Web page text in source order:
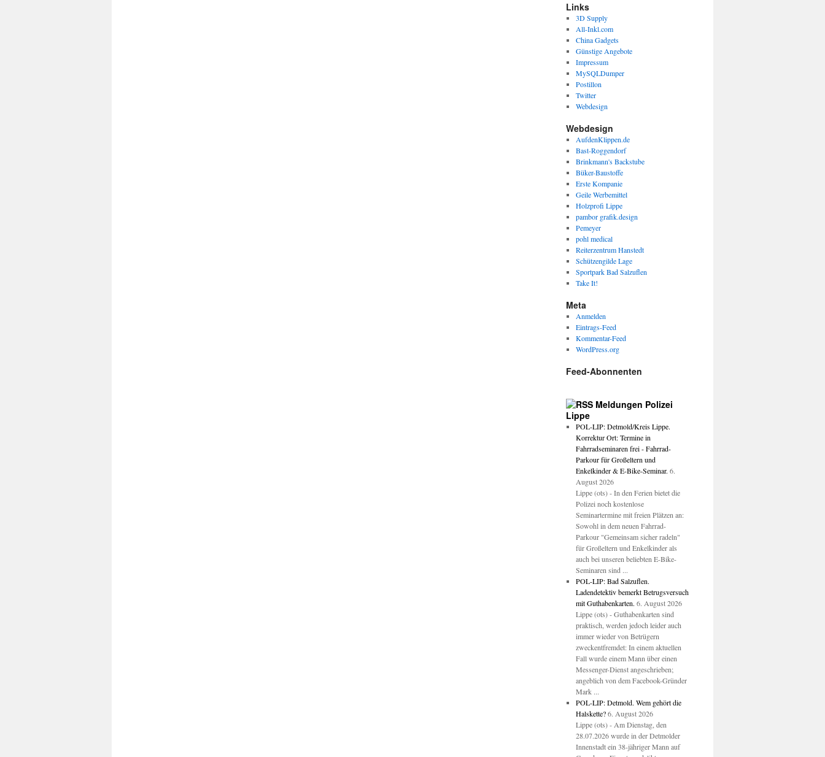
Links
3D Supply
All-Inkl.com
China Gadgets
Günstige Angebote
Impressum
MySQLDumper
Postillon
Twitter
Webdesign
Webdesign
AufdenKlippen.de
Bast-Roggendorf
Brinkmann's Backstube
Büker-Baustoffe
Erste Kompanie
Geile Werbemittel
Holzprofi Lippe
pambor grafik.design
Pemeyer
pohl medical
Reiterzentrum Hanstedt
Schützengilde Lage
Sportpark Bad Salzuflen
Take It!
Meta
Anmelden
Eintrags-Feed
Kommentar-Feed
WordPress.org
Feed-Abonnenten
Meldungen Polizei
Lippe
POL-LIP: Detmold/Kreis Lippe.
Korrektur Ort: Termine in
Fahrradseminaren frei - Fahrrad-
Parkour für Großeltern und
Enkelkinder & E-Bike-Seminar. 6.
August 2026
Lippe (ots) - In den Ferien bietet die
Polizei noch kostenlose
Seminartermine mit freien Plätzen an:
Sowohl in dem neuen Fahrrad-
Parkour "Gemeinsam sicher radeln"
für Großeltern und Enkelkinder als
auch bei unseren beliebten E-Bike-
Seminaren sind ...
POL-LIP: Bad Salzuflen.
Ladendetektiv bemerkt Betrugsversuch
mit Guthabenkarten. 6. August 2026
Lippe (ots) - Guthabenkarten sind
praktisch, werden jedoch leider auch
immer wieder von Betrügern
zweckentfremdet: In einem aktuellen
Fall wurde einem Mann über einen
Messenger-Dienst angeschrieben;
angeblich von dem Facebook-Gründer
Mark ...
POL-LIP: Detmold. Wem gehört die
Halskette? 6. August 2026
Lippe (ots) - Am Dienstag, den
28.07.2026 wurde in der Detmolder
Innenstadt ein 38-jähriger Mann auf